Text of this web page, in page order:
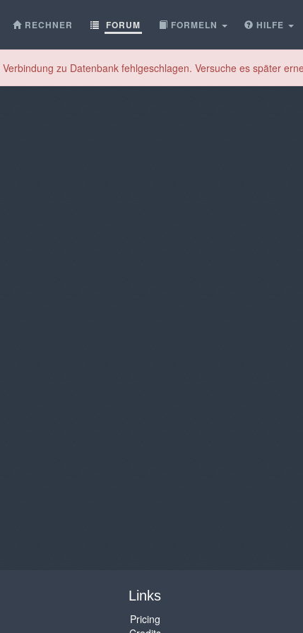
RECHNER FORUM FORMELN HILFE
Verbindung zu Datenbank fehlgeschlagen. Versuche es später
Links
Pricing